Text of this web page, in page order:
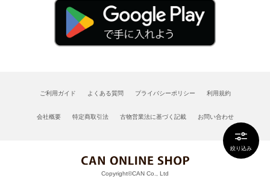
絞り込み
ご利用ガイド よくある質問 プライバシーポリシー 利用規約
会社概要 特定商取引法 古物営業法に基づく記載 お問い合わせ
Copyright©CAN Co., Ltd